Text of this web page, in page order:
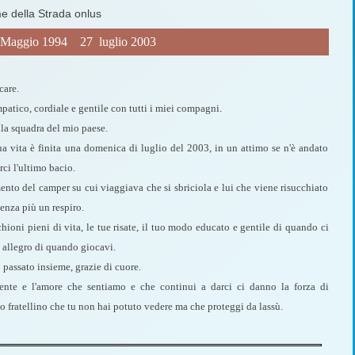
della Strada onlus
1994  27 luglio 2003
cordiale e gentile con tutti i miei compagni.
squadra del mio paese.
sua vita è finita una domenica di luglio del 2003, in un attimo se n'è andato
l'ultimo bacio.
del camper su cui viaggiava che si sbriciola e lui che viene risucchiato
più un respiro.
pieni di vita, le tue risate, il tuo modo educato e gentile di quando ci
allegro di quando giocavi.
insieme, grazie di cuore.
e l'amore che sentiamo e che continui a darci ci danno la forza di
fratellino che tu non hai potuto vedere ma che proteggi da lassù.